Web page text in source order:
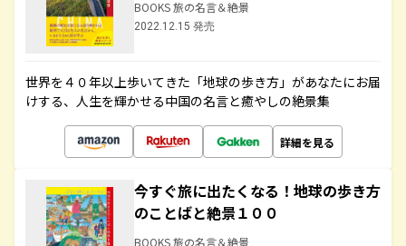
BOOKS 旅の名言＆絶景
2022.12.15 発売
世界を４０年以上歩いてきた「地球の歩き方」があなたにお届
けする、人生を輝かせる中国の名言と癒やしの絶景集
詳細を見る
今すぐ旅に出たくなる！地球の歩き方
のことばと絶景１００
BOOKS 旅の名言＆絶景